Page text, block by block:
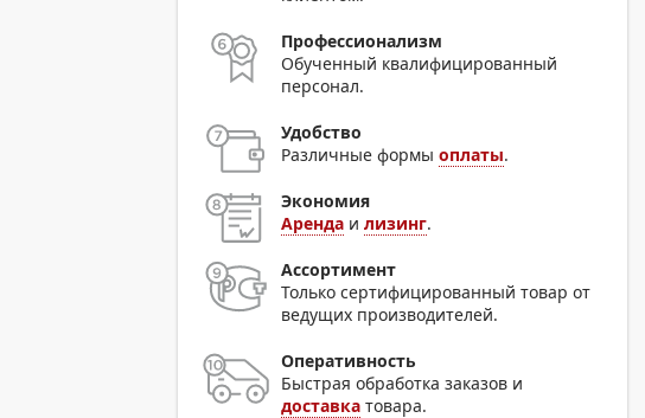
Профессионализм
Обученный квалифицированный
персонал.
Удобство
Различные формыоплаты.
Экономия
Аренда илизинг.
Ассортимент
Только сертифицированный товар от
ведущих производителей.
Оперативность
Быстрая обработка заказов и
доставка товара.